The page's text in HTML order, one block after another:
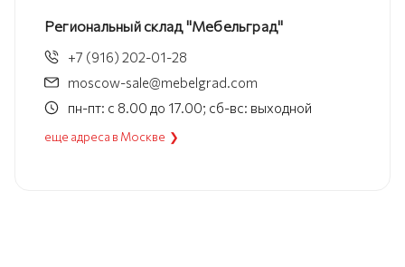
Региональный склад "Мебельград"
+7 (916) 202-01-28
moscow-sale@mebelgrad.com
пн-пт: с 8.00 до 17.00; сб-вс: выходной
еще адреса в Москве ❯